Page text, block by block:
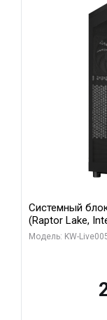
Системный
(Raptor Lake,
Zotac
Модель: KW-